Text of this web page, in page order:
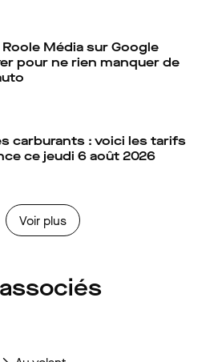
Média sur Google
pour ne rien manquer de
carburants : voici les tarifs
ce jeudi 6 août 2026
Voir plus